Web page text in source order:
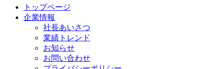
トップページ
企業情報
社長あいさつ
業績トレンド
お知らせ
お問い合わせ